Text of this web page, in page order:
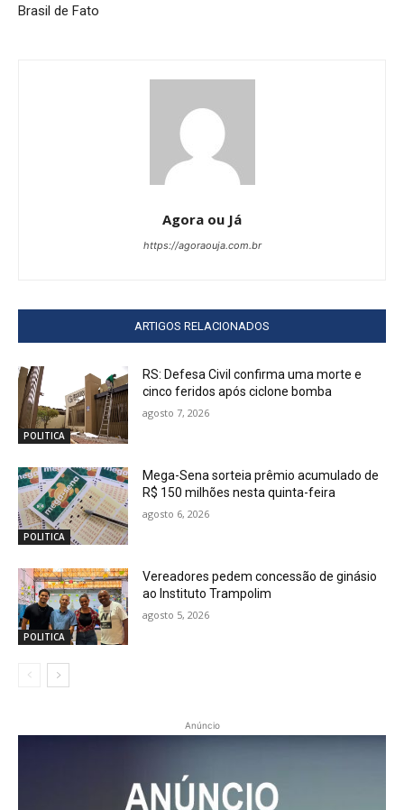
Brasil de Fato
Agora ou Já
https://agoraouja.com.br
ARTIGOS RELACIONADOS
POLITICA
RS: Defesa Civil confirma uma morte e
cinco feridos após ciclone bomba
agosto 7, 2026
POLITICA
Mega-Sena sorteia prêmio acumulado de
R$ 150 milhões nesta quinta-feira
agosto 6, 2026
POLITICA
Vereadores pedem concessão de ginásio
ao Instituto Trampolim
agosto 5, 2026
Anúncio